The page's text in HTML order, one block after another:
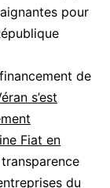
pour
de
s’est
Fiat en
du